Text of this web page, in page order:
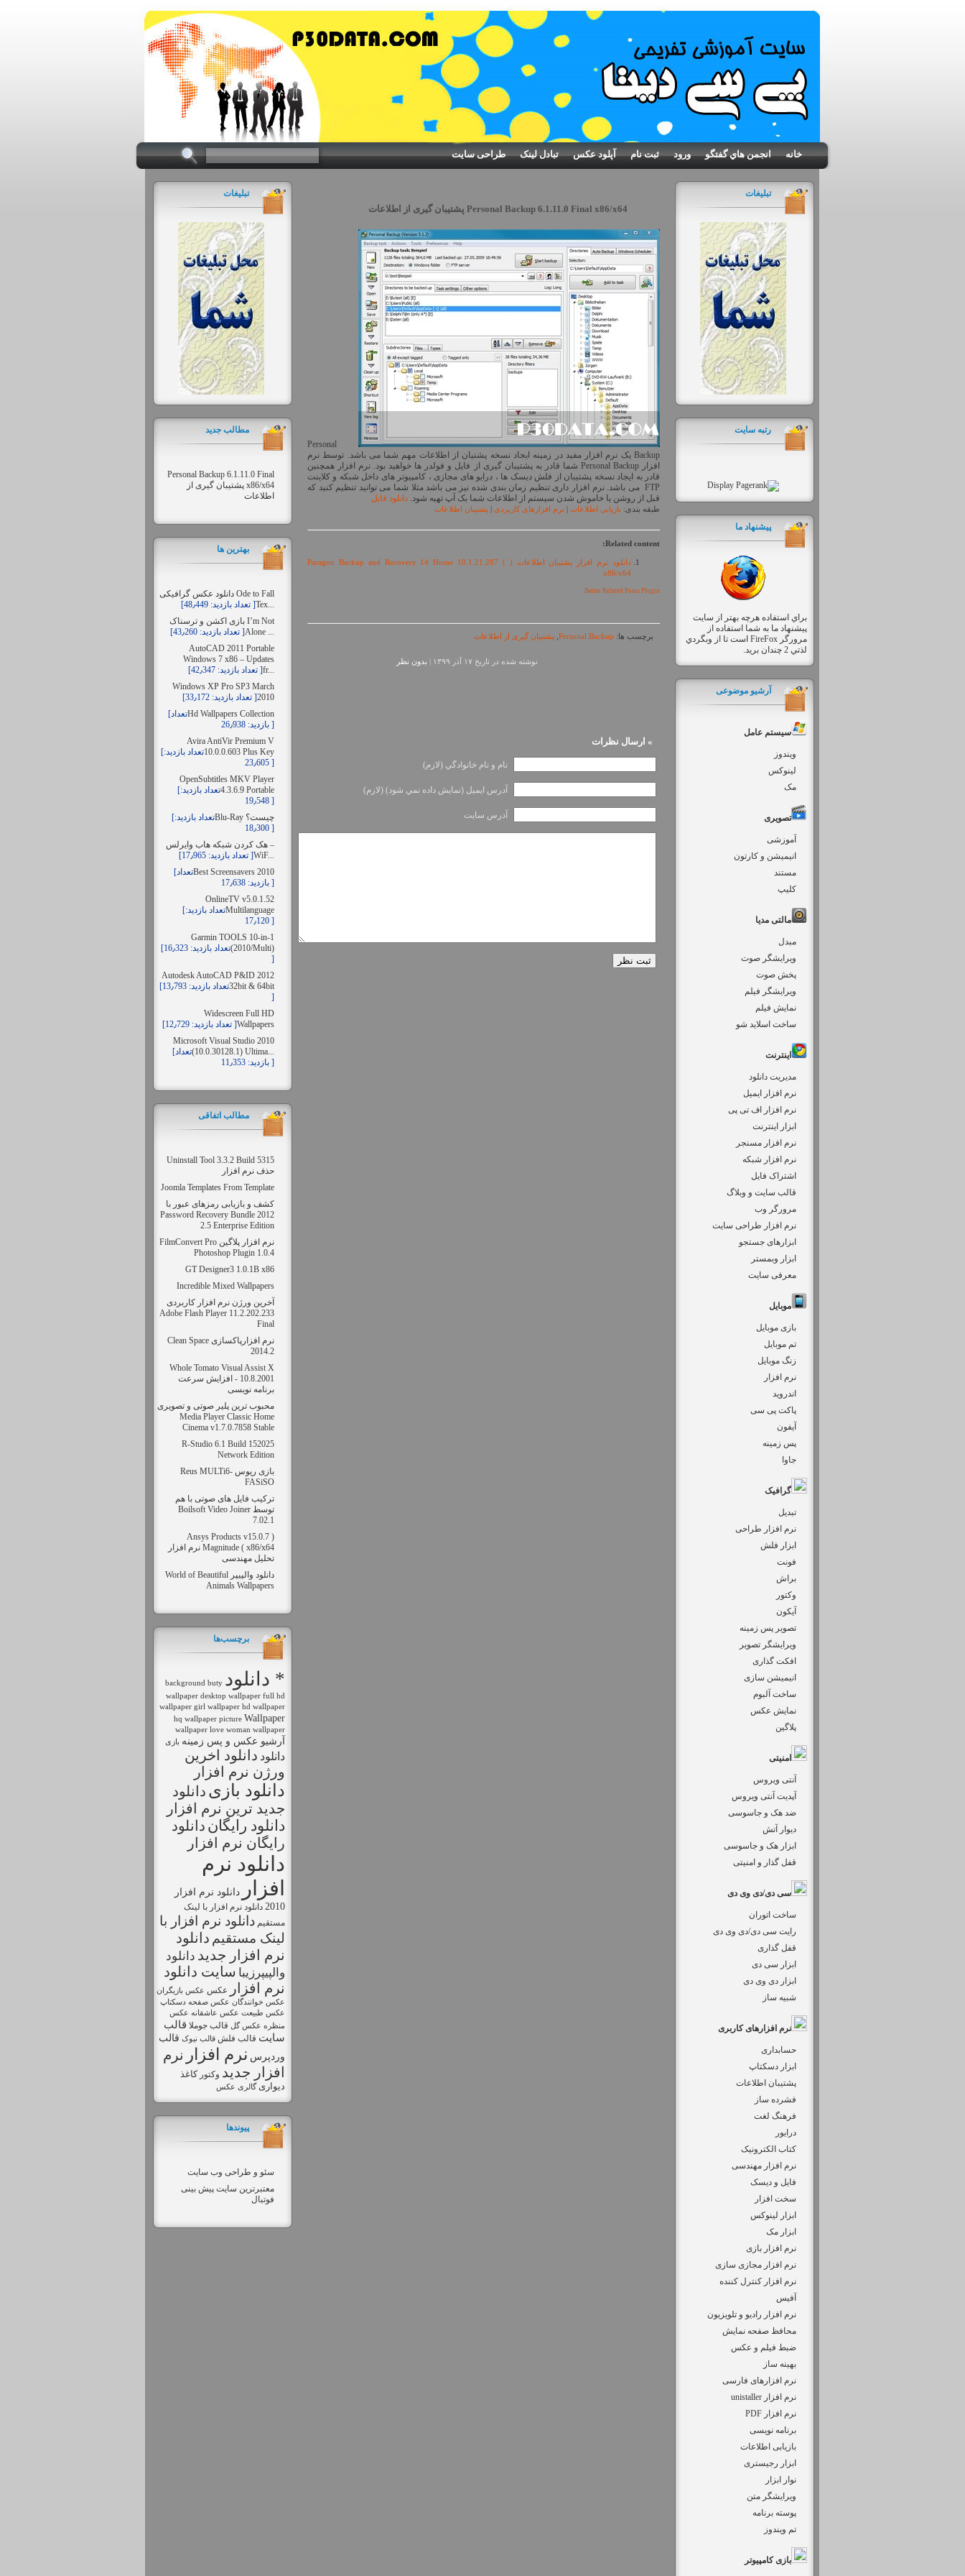
خانه انجمن هاي گفتگو ورود ثبت نام آپلود عکس تبادل لینک طراحی سایت
تبلیغات
آرشیو موضوعی
سیستم عامل
ویندوز
لینوکس
مک
تصویری
آموزشی
انیمیشن و کارتون
مستند
کلیپ
مالتی مدیا
مبدل
ویرایشگر صوت
پخش صوت
ویرایشگر فیلم
نمایش فیلم
ساخت اسلاید شو
اینترنت
مدیریت دانلود
نرم افزار ایمیل
نرم افزار اف تی پی
ابزار اینترنت
نرم افزار مسنجر
نرم افزار شبکه
اشتراک فایل
قالب سایت و وبلاگ
مرورگر وب
نرم افزار طراحی سایت
ابزارهای جستجو
ابزار وبمستر
معرفی سایت
موبایل
بازی موبایل
تم موبایل
زنگ موبایل
نرم افزار
اندروید
پاکت پی سی
آیفون
پس زمینه
جاوا
گرافیک
تبدیل
نرم افزار طراحی
ابزار فلش
فونت
براش
وکتور
آیکون
تصویر پس زمینه
ویرایشگر تصویر
افکت گذاری
انیمیشن سازی
ساخت آلبوم
نمایش عکس
پلاگین
امنیتی
آنتی ویروس
آپدیت آنتی ویروس
ضد هک و جاسوسی
دیوار آتش
ابزار هک و جاسوسی
قفل گذار و امنیتی
سی دی/دی وی دی
ساخت اتوران
رایت سی دی/دی وی دی
قفل گذاری
ابزار سی دی
ابزار دی وی دی
شبیه ساز
نرم افزارهای کاربری
حسابداری
ابزار دسکتاپ
پشتیبان اطلاعات
فشرده ساز
فرهنگ لغت
درایور
کتاب الکترونیک
نرم افزار مهندسی
فایل و دیسک
سخت افزار
ابزار لینوکس
ابزار مک
نرم افزار بازی
نرم افزار مجازی سازی
نرم افزار کنترل کننده
آفیس
نرم افزار رادیو و تلویزیون
محافظ صفحه نمایش
ضبط فيلم و عكس
بهینه ساز
نرم افزارهای فارسی
نرم افزار unistaller
نرم افزار PDF
برنامه نویسی
بازیابی اطلاعات
ابزار رجیستری
نوار ابزار
ویرایشگر متن
پوسته برنامه
تم ویندوز
بازی کامپیوتر
پیشنهاد ما
براي استفاده هرچه بهتر از سايت
پيشنهاد ما به شما استفاده از
مرورگر FireFox است تا از وبگردي
لذتي 2 چندان بريد.
رتبه سایت
Personal Backup 6.1.11.0 Final x86/x64 پشتیبان گیری از اطلاعات
Personal
Backup یک نرم افزار مفید در زمینه ایجاد نسخه پشتیان از اطلاعات مهم شما می باشد. توسط نرم
افزار Personal Backup شما قادر به پشتیبان گیری از فایل و فولدر ها خواهید بود. نرم افزار همچنین
قادر به ایجاد نسخه پشتیبان از فلش دیسک ها ، درایو های مجازی ، کامپیوتر های داخل شبکه و کلاینت
FTP می باشد. نرم افزار داری تنظیم زمان بندی شده نیز می باشد مثلا شما می توانید تنظیم کنید که
قبل از روشن یا خاموش شدن سیستم از اطلاعات شما بک آپ تهیه شود. دانلود فایل
طبقه بندی: بازیابی اطلاعات نرم افزارهای کاربردی پشتیبان اطلاعات
Related content:
دانلود نرم افزار پشتیبان اطلاعات ( Paragon Backup and Recovery 14 Home 10.1.21.287 (
x86/x64
Better Related Posts Plugin
برچسب ها: Personal Backup
, پشتیبان گیری از اطلاعات
نوشته شده در تاريخ ۱۷ آذر ۱۳۹۹ | بدون نظر
» ارسال نظرات
نام و نام خانوادگي (لازم)
آدرس ايميل (نمايش داده نمي شود) (لازم)
آدرس سايت
تبلیغات
مطالب جديد
Personal Backup 6.1.11.0 Final
x86/x64 پشتیبان گیری از
اطلاعات
بهترين ها
دانلود عکس گرافیکی Ode to Fall
Tex...[تعداد بازدید: 48٫449 ]
بازی اکشن و ترسناک I’m Not
Alone ...[تعداد بازدید: 43٫260 ]
AutoCAD 2011 Portable
Windows 7 x86 – Updates
fr...[تعداد بازدید: 42٫347 ]
Windows XP Pro SP3 March
2010[تعداد بازدید: 33٫172 ]
Hd Wallpapers Collection
[تعداد
بازدید: 26٫938 ]
Avira AntiVir Premium V
10.0.0.603 Plus Key
[تعداد بازدید:
23٫605 ]
OpenSubtitles MKV Player
4.3.6.9 Portable
[تعداد بازدید:
19٫548 ]
Blu-Ray چیست؟
[تعداد بازدید:
18٫300 ]
هک کردن شبکه هاب وایرلس –
WiF...[تعداد بازدید: 17٫965 ]
Best Screensavers 2010
[تعداد
بازدید: 17٫638 ]
OnlineTV v5.0.1.52
Multilanguage
[تعداد بازدید:
17٫120 ]
Garmin TOOLS 10-in-1
(2010/Multi)
[تعداد بازدید: 16٫323
]
Autodesk AutoCAD P&ID 2012
32bit & 64bit
[تعداد بازدید: 13٫793
]
Widescreen Full HD
Wallpapers[تعداد بازدید: 12٫729 ]
Microsoft Visual Studio 2010
(10.0.30128.1) Ultima...
[تعداد
بازدید: 11٫353 ]
مطالب اتفاقی
Uninstall Tool 3.3.2 Build 5315
حذف نرم افزار
Joomla Templates From Template
کشف و بازیابی رمزهای عبور با
Password Recovery Bundle 2012
2.5 Enterprise Edition
نرم افزار پلاگین FilmConvert Pro
Photoshop Plugin 1.0.4
GT Designer3 1.0.1B x86
Incredible Mixed Wallpapers
آخرین ورژن نرم افزار کاربردی
Adobe Flash Player 11.2.202.233
Final
نرم افزارپاکسازی Clean Space
2014.2
Whole Tomato Visual Assist X
10.8.2001 - افزایش سرعت
برنامه نویسی
محبوب ترین پلیر صوتی و تصویری
Media Player Classic Home
Cinema v1.7.0.7858 Stable
R-Studio 6.1 Build 152025
Network Edition
بازی ریوس Reus MULTi6-
FASiSO
ترکیب فایل های صوتی با هم
توسط Boilsoft Video Joiner
7.02.1
( Ansys Products v15.0.7
Magnitude ( x86/x64 نرم افزار
تحلیل مهندسی
دانلود والپیپر World of Beautiful
Animals Wallpapers
برچسب‌ها
* دانلود background buty
wallpaper desktop wallpaper full hd
wallpaper girl wallpaper hd wallpaper
hq wallpaper picture Wallpaper
wallpaper love woman wallpaper
آرشیو عکس و پس زمینه بازی
دانلود دانلود اخرين
ورژن نرم افزار
دانلود بازی دانلود
جديد ترين نرم افزار
دانلود رايگان دانلود
رايگان نرم افزار
دانلود نرم
افزار
دانلود نرم افزار
2010 دانلود نرم افزار با لينک
مستقيم دانلود نرم افزار با
لینک مستقیم دانلود
نرم افزار جديد دانلود
والپیپرزیبا سايت دانلود
نرم افزار
عکس عکس بازیگران
عکس خوانندگان عکس صفحه دسکتاپ
عکس طبیعت عکس عاشقانه عکس
منظره عکس گل قالب جوملا قالب
سایت قالب فلش قالب نیوک قالب
وردپرس نرم افزار نرم
افزار جديد وکتور کاغذ
دیواری گالری عکس
پیوندها
سئو و طراحی وب سایت
معتبرترین سایت پیش بینی
فوتبال